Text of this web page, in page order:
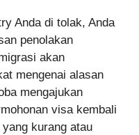
Anda di tolak, Anda
penolakan
akan
mengenai alasan
mengajukan
visa kembali
kurang atau